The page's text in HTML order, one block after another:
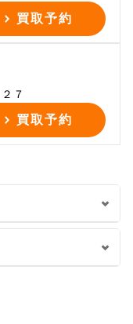
買取予約
７
買取予約